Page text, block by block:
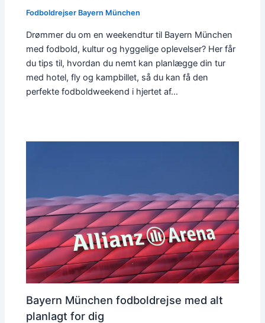
Fodboldrejser Bayern München
Drømmer du om en weekendtur til Bayern München
med fodbold, kultur og hyggelige oplevelser? Her får
du tips til, hvordan du nemt kan planlægge din tur
med hotel, fly og kampbillet, så du kan få den
perfekte fodboldweekend i hjertet af…
Bayern München fodboldrejse med alt
planlagt for dig